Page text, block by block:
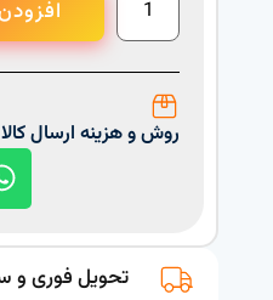
روش و هزینه ارسال کالا
تحویل فوری و